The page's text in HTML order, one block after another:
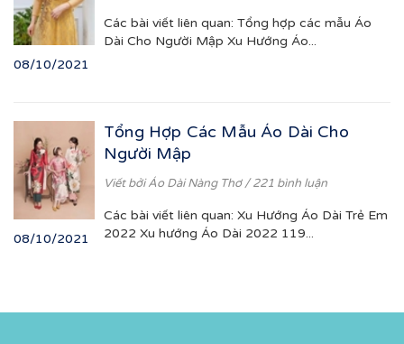
08/10/2021
Các bài viết liên quan: Tổng hợp các mẫu Áo
Dài Cho Người Mập Xu Hướng Áo...
08/10/2021
Tổng Hợp Các Mẫu Áo Dài Cho
Người Mập
Viết bởiÁo Dài Nàng Thơ/ 221 bình luận
Các bài viết liên quan: Xu Hướng Áo Dài Trẻ Em
2022 Xu hướng Áo Dài 2022 119...